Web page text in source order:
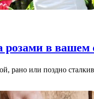
розами в вашем
рано или поздно